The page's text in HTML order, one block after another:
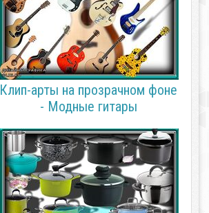
Клип-арты на прозрачном фоне
- Модные гитары